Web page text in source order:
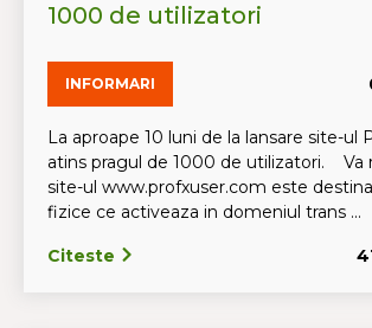
1000 de utilizatori
INFORMARI
La aproape 10 luni de la lansare site-ul
atins pragul de 1000 de utilizatori. Va
site-ul www.profxuser.com este
fizice ce activeaza in domeniul trans ...
Citeste